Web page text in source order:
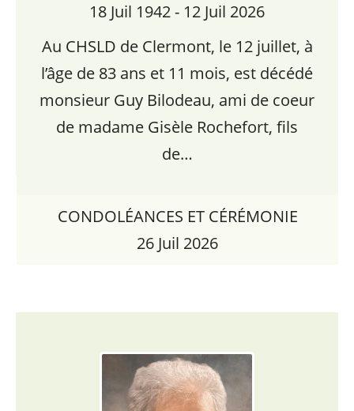
18 Juil 1942 - 12 Juil 2026
Au CHSLD de Clermont, le 12 juillet, à
l’âge de 83 ans et 11 mois, est décédé
monsieur Guy Bilodeau, ami de coeur
de madame Gisèle Rochefort, fils
de…
CONDOLÉANCES ET CÉRÉMONIE
26 Juil 2026